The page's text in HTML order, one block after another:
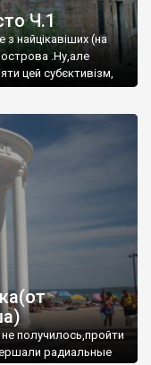
Ч.1
найцікавіших (на
.Ну,але
цей субєктивізм,
получилось,пройти
радиальные